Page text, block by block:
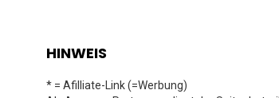
HINWEIS
* = Afilliate-Link (=Werbung)